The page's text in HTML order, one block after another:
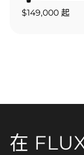
$149,000 起
在